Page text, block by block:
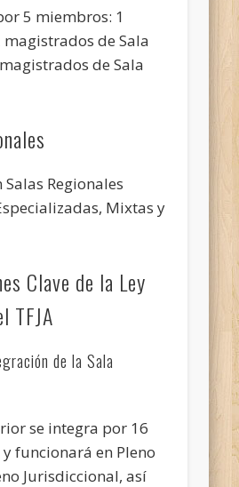
5 miembros: 1
magistrados de Sala
de Sala
Salas Regionales
Mixtas y
Clave de la Ley
TFJA
de la Sala
se integra por 16
funcionará en Pleno
Jurisdiccional, así